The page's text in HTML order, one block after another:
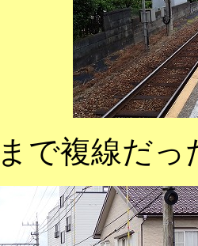
で複線だ